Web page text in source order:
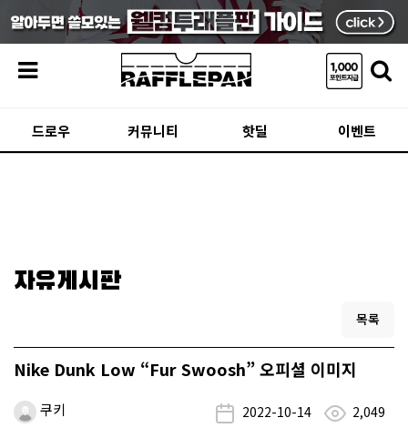
드로우 커뮤니티 핫딜 이벤트
자유게시판
목록
Nike Dunk Low “Fur Swoosh” 오피셜 이미지
쿠키 2022-10-14 2,049